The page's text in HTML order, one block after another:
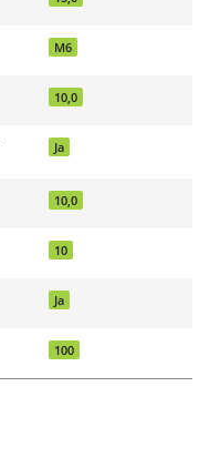
M6
10,0
Ja
10,0
10
Ja
100